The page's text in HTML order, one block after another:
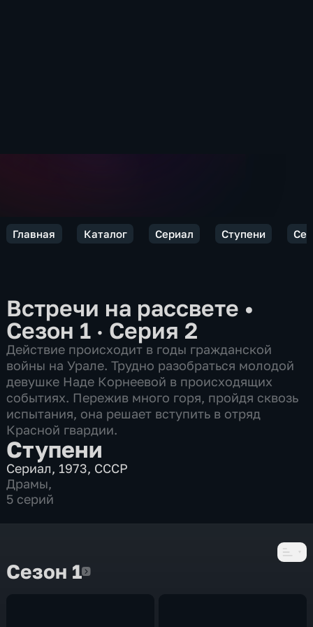
Главная Каталог Сериал Ступени
Встречи на рассвете •
Сезон 1 · Серия 2
Действие происходит в годы гражданской
войны на Урале. Трудно разобраться молодой
девушке Наде Корнеевой в происходящих
событиях. Пережив много горя, пройдя сквозь
испытания, она решает вступить в отряд
Красной гвардии.
Ступени
Сериал, 1973, СССР
Драмы,
5 серий
Сезон 1Сезон 1